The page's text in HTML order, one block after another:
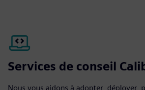
Services de conseil
Nous vous aidons à adopter, déployer,